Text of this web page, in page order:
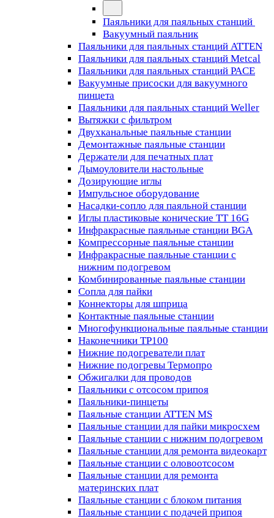
Паяльники для паяльных станций
Вакуумный паяльник
Паяльники для паяльных станций ATTEN
Паяльники для паяльных станций Metcal
Паяльники для паяльных станций PACE
Вакуумные присоски для вакуумного
пинцета
Паяльники для паяльных станций Weller
Вытяжки с фильтром
Двухканальные паяльные станции
Демонтажные паяльные станции
Держатели для печатных плат
Дымоуловители настольные
Дозирующие иглы
Импульсное оборудование
Насадки-сопло для паяльной станции
Иглы пластиковые конические TT 16G
Инфракрасные паяльные станции BGA
Компрессорные паяльные станции
Инфракрасные паяльные станции с
нижним подогревом
Комбинированные паяльные станции
Сопла для пайки
Коннекторы для шприца
Контактные паяльные станции
Многофункциональные паяльные станции
Наконечники TP100
Нижние подогреватели плат
Нижние подогревы Термопро
Обжигалки для проводов
Паяльники с отсосом припоя
Паяльники-пинцеты
Паяльные станции ATTEN MS
Паяльные станции для пайки микросхем
Паяльные станции с нижним подогревом
Паяльные станции для ремонта видеокарт
Паяльные станции с оловоотсосом
Паяльные станции для ремонта
материнских плат
Паяльные станции с блоком питания
Паяльные станции с подачей припоя